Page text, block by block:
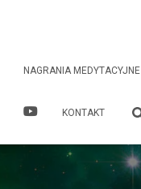
NAGRANIA MEDYTACYJNE
KONTAKT